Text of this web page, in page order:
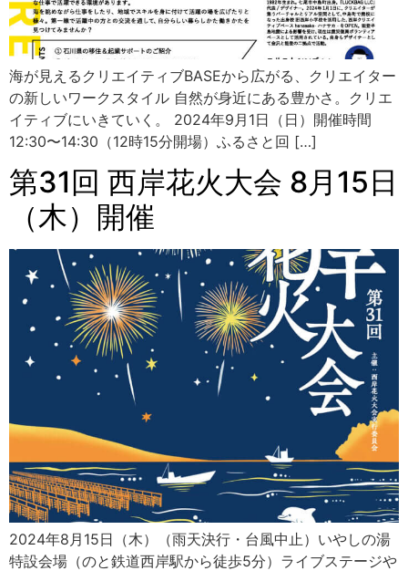
海が見えるクリエイティブBASEから広がる、クリエイター
の新しいワークスタイル 自然が身近にある豊かさ。クリエ
イティブにいきていく。 2024年9月1日（日）開催時間
12:30〜14:30（12時15分開場）ふるさと回 […]
第31回 西岸花火大会 8月15日
（木）開催
2024年8月15日（木）（雨天決行・台風中止）いやしの湯
特設会場（のと鉄道西岸駅から徒歩5分）ライブステージや